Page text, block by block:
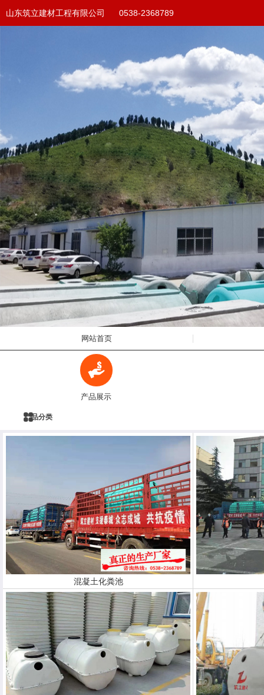
山东筑立建材工程有限公司 0538-2368789
网站首页
产品展示
产品分类
混凝土化粪池